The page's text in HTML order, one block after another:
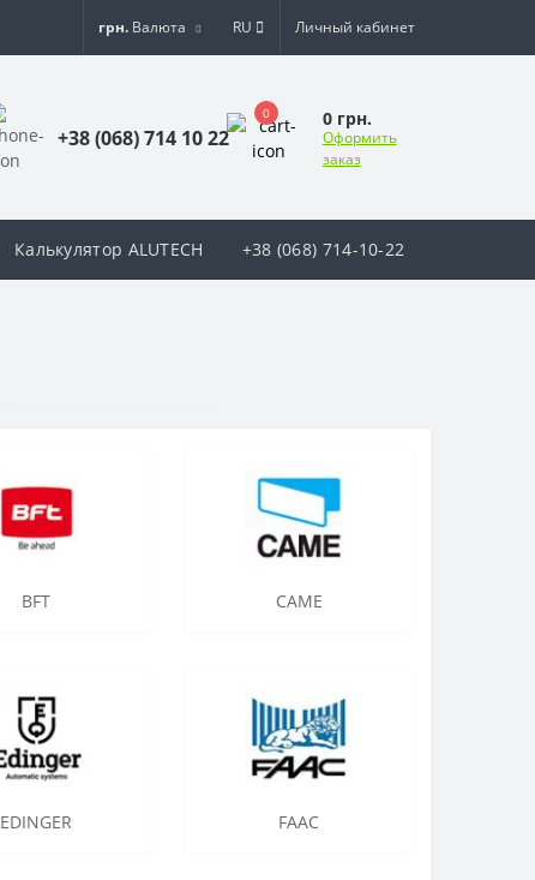
грн. Валюта RU Личный кабинет
+38 (068) 714 10 22
0 0 грн.
Оформить
заказ
Калькулятор ALUTECH +38 (068) 714-10-22
BFT CAME
EDINGER FAAC